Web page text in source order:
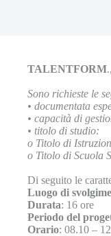
TALENTFORM.,
Sono richieste le
• documentata
• capacità di
• titolo di studio:
o Titolo di
o Titolo di Scuola
Di seguito le
Luogo di
Durata: 16 ore
Periodo del
Orario: 08.10 –